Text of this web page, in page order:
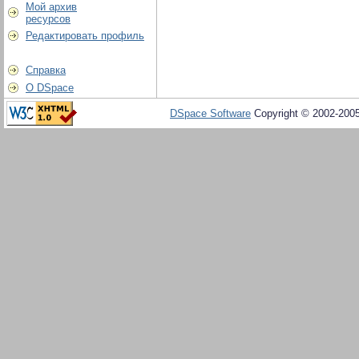
Мой архив
ресурсов
Редактировать профиль
Справка
О DSpace
DSpace Software Copyright © 2002-